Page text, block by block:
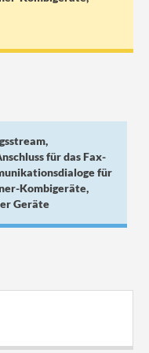
für das Fax-
für
Kombigeräte,
Geräte